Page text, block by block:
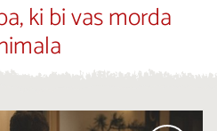
ki bi vas morda